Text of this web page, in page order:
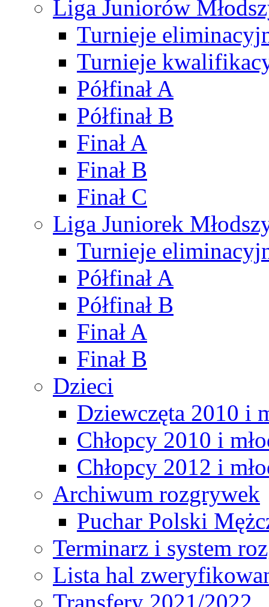
Liga Juniorów
Turnieje
Turnieje
Półfinał A
Półfinał B
Finał A
Finał B
Finał C
Liga Juniorek
Turnieje
Półfinał A
Półfinał B
Finał A
Finał B
Dzieci
Dziewczęta 2010 i
Chłopcy 2010 i
Chłopcy 2012 i
Archiwum rozgrywek
Puchar Polski
Terminarz i system
Lista hal
Transfery 2021/2022